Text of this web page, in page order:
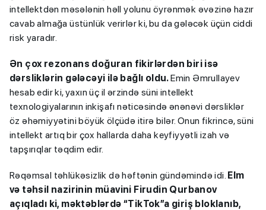
intellektdən məsələnin həll yolunu öyrənmək əvəzinə hazır
cavab almağa üstünlük verirlər ki, bu da gələcək üçün ciddi
risk yaradır.
Ən çox rezonans doğuran fikirlərdən biri isə
dərsliklərin gələcəyi ilə bağlı oldu.Emin Əmrullayev
hesab edir ki, yaxın üç il ərzində süni intellekt
texnologiyalarının inkişafı nəticəsində ənənəvi dərsliklər
öz əhəmiyyətini böyük ölçüdə itirə bilər. Onun fikrincə, süni
intellekt artıq bir çox hallarda daha keyfiyyətli izah və
tapşırıqlar təqdim edir.
Rəqəmsal təhlükəsizlik də həftənin gündəmində idi. Elm
və təhsil nazirinin müavini Firudin Qurbanov
açıqladı ki, məktəblərdə “TikTok”a giriş bloklanıb,